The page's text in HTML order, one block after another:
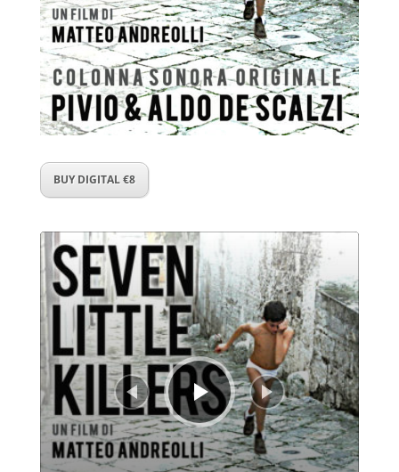
BUY DIGITAL €8
Audio
Player